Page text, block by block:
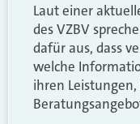
Laut einer
des VZBV
dafür aus, dass
welche
ihren Leistungen,